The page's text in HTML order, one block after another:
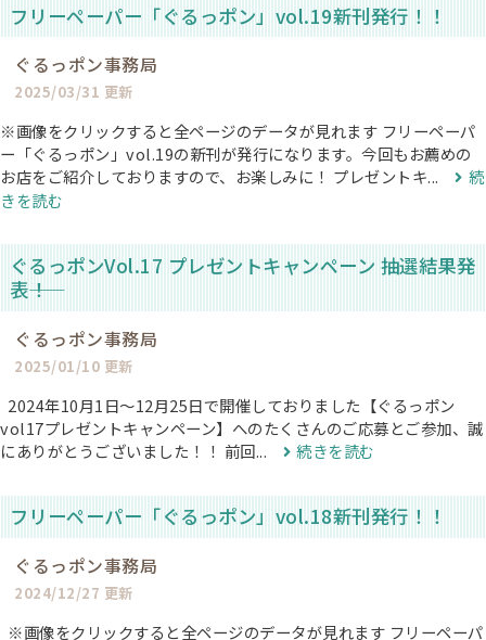
フリーペーパー「ぐるっポン」vol.19新刊発行！！
ぐるっポン事務局
2025/03/31 更新
※画像をクリックすると全ページのデータが見れます フリーペーパ
ー「ぐるっポン」vol.19の新刊が発行になります。今回もお薦めの
お店をご紹介しておりますので、お楽しみに！ プレゼントキ...
続
きを読む
ぐるっポンVol.17 プレゼントキャンペーン 抽選結果発
表――！
ぐるっポン事務局
2025/01/10 更新
2024年10月1日〜12月25日で開催しておりました【ぐるっポン
vol17プレゼントキャンペーン】へのたくさんのご応募とご参加、誠
にありがとうございました！！ 前回...
続きを読む
フリーペーパー「ぐるっポン」vol.18新刊発行！！
ぐるっポン事務局
2024/12/27 更新
※画像をクリックすると全ページのデータが見れます フリーペーパ